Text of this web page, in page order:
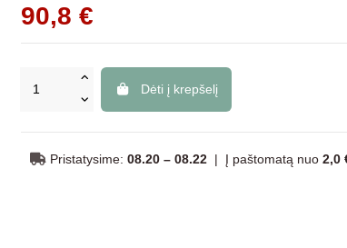
90,8 €
Dėti į krepšelį
Pristatysime: 08.20 – 08.22 | Į paštomatą nuo 2,0